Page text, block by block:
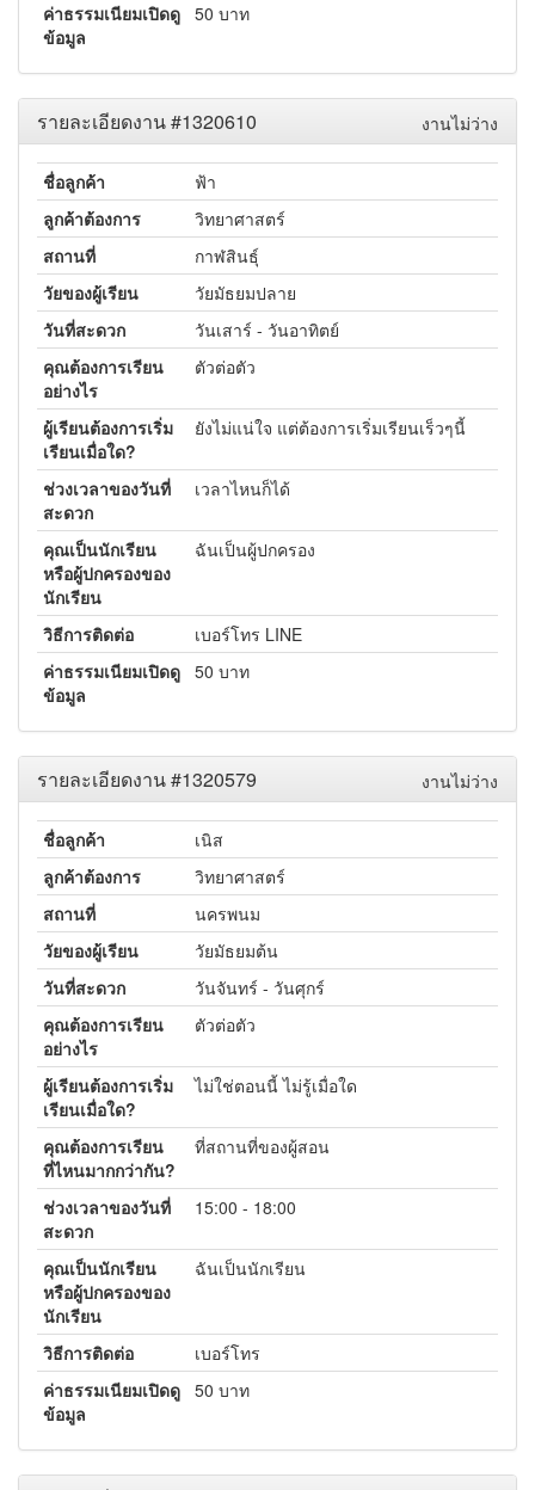
ค่าธรรมเนียมเปิดดู
ข้อมูล
50 บาท
งานไม่ว่าง
รายละเอียดงาน #1320610
ชื่อลูกค้า
ฟ้า
ลูกค้าต้องการ
วิทยาศาสตร์
สถานที่
กาฬสินธุ์
วัยของผู้เรียน
วัยมัธยมปลาย
วันที่สะดวก
วันเสาร์ - วันอาทิตย์
คุณต้องการเรียน
อย่างไร
ตัวต่อตัว
ผู้เรียนต้องการเริ่ม
เรียนเมื่อใด?
ยังไม่แน่ใจ แต่ต้องการเริ่มเรียนเร็วๆนี้
ช่วงเวลาของวันที่
สะดวก
เวลาไหนก็ได้
คุณเป็นนักเรียน
หรือผู้ปกครองของ
นักเรียน
ฉันเป็นผู้ปกครอง
วิธีการติดต่อ
เบอร์โทร LINE
ค่าธรรมเนียมเปิดดู
ข้อมูล
50 บาท
งานไม่ว่าง
รายละเอียดงาน #1320579
ชื่อลูกค้า
เนิส
ลูกค้าต้องการ
วิทยาศาสตร์
สถานที่
นครพนม
วัยของผู้เรียน
วัยมัธยมต้น
วันที่สะดวก
วันจันทร์ - วันศุกร์
คุณต้องการเรียน
อย่างไร
ตัวต่อตัว
ผู้เรียนต้องการเริ่ม
เรียนเมื่อใด?
ไม่ใช่ตอนนี้ ไม่รู้เมื่อใด
คุณต้องการเรียน
ที่ไหนมากกว่ากัน?
ที่สถานที่ของผู้สอน
ช่วงเวลาของวันที่
สะดวก
15:00 - 18:00
คุณเป็นนักเรียน
หรือผู้ปกครองของ
นักเรียน
ฉันเป็นนักเรียน
วิธีการติดต่อ
เบอร์โทร
ค่าธรรมเนียมเปิดดู
ข้อมูล
50 บาท